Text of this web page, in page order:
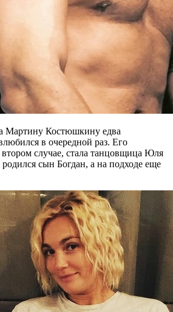
Мартину Костюшкину едва
в очередной раз. Его
случае, стала танцовщица Юля
сын Богдан, а на подходе еще